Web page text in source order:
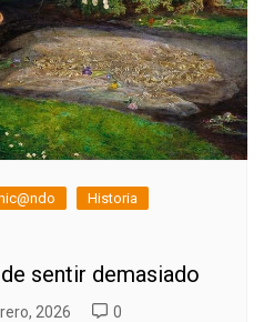
Historia
sentir demasiado
2026 0